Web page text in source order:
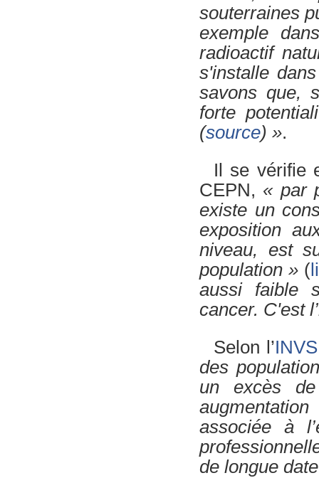
souterraines
exemple
radioactif
s'installe
savons que,
forte
(source) ».
Il se vérifie
CEPN, « par
existe un
exposition
niveau, est
population »(
aussi faible
cancer. C'est
Selon l’INVS
des
un excès
associée à
de longue